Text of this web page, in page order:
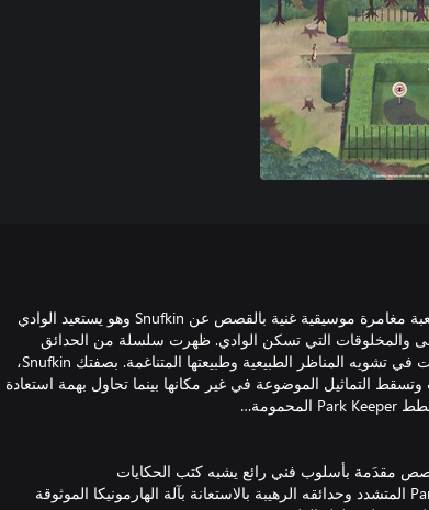
Snufkin: Melody of Moominvalley لعبة مغامرة موسيقية غنية بالقصص عن Snufkin وهو يستعيد الوادي
والمخلوقات التي تسكن الوادي. ظهرت سلسلة من الحدائق
البشعة فجأة في Moominvalley تسببت في تشويه المناظر الطبيعية وطبيعتها المتناغمة. بصفتك Snufkin،
التماثيل الموضوعة في غير مكانها بينما تحاول بهمة استعادة
* خلص Moominvalley من Park Keeper المتشدد وحدائقه الرهيبة بالاستعانة بآلة الهارمونيكا الموثوقة